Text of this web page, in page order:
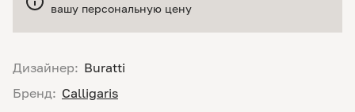
Дизайнер: Buratti
Бренд: Calligaris
вашу персональную цену